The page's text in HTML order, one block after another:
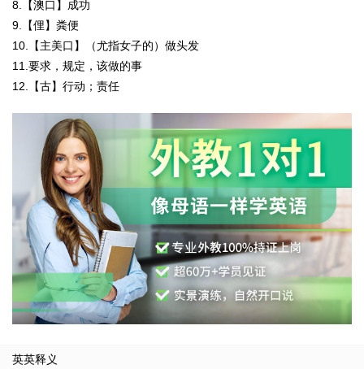
8.【澳口】成功
9.【俚】粪便
10.【主美口】（尤指女子的）做头发
11.要求，规定，该做的事
12.【古】行动；责任
英英释义